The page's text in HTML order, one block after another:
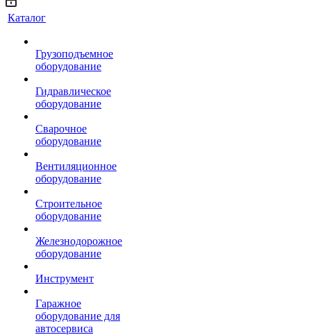
Каталог
Грузоподъемное
оборудование
Гидравлическое
оборудование
Сварочное
оборудование
Вентиляционное
оборудование
Строительное
оборудование
Железнодорожное
оборудование
Инструмент
Гаражное
оборудование для
автосервиса